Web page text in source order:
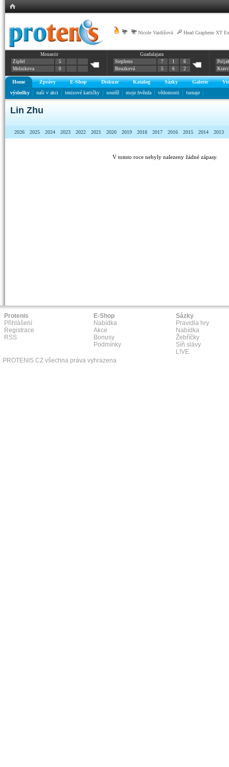
Nicole Vaidišová Head Graphene XT
Monastir
Zipfel
5
Melnikova
0
Guadalajara
Stephens
7 1
6
Bouzková
5 6 2
Home Zprávy E-Shop Diskuze Katalog Sázky Galerie
výsledky
naši v akci tenisové kartičky soutěž moje hvězda vědomosti turnaje
Lin Zhu
2026 2025 2024 2023 2022 2021 2020 2019 2018 2017 2016 2015 2014 2013
V tomto roce nebyly nalezeny žádné zápasy.
Protenis
Přihlášení
Registrace
RSS
E-Shop
Nabídka
Akce
Bonusy
Podmínky
Sázky
Pravidla hry
Nabídka
Žebříčky
Síň slávy
L!VE
PROTENIS.CZ všechna práva vyhrazena